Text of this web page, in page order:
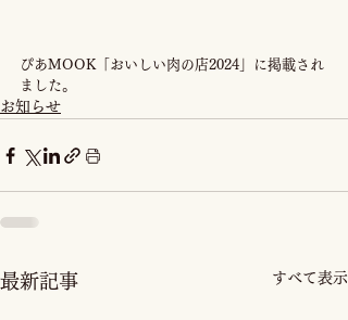
ぴあMOOK「おいしい肉の店2024」に掲載され
ました。
お知らせ
最新記事 すべて表示